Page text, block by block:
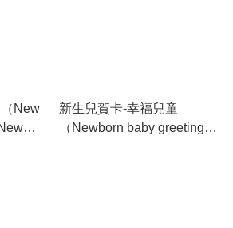
New
新生兒賀卡-幸福兒童
（Newborn baby greeting